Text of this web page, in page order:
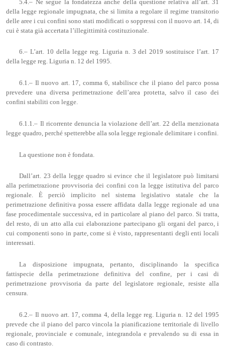
5.4.– Ne segue la fondatezza anche della questione relativa all’art. 31
della legge regionale impugnata, che si limita a regolare il regime transitorio
delle aree i cui confini sono stati modificati o soppressi con il nuovo art. 14, di
cui è stata già accertata l’illegittimità costituzionale.
6.– L’art. 10 della legge reg. Liguria n. 3 del 2019 sostituisce l’art. 17
della legge reg. Liguria n. 12 del 1995.
6.1.– Il nuovo art. 17, comma 6, stabilisce che il piano del parco possa
prevedere una diversa perimetrazione dell’area protetta, salvo il caso dei
confini stabiliti con legge.
6.1.1.– Il ricorrente denuncia la violazione dell’art. 22 della menzionata
legge quadro, perché spetterebbe alla sola legge regionale delimitare i confini.
La questione non è fondata.
Dall’art. 23 della legge quadro si evince che il legislatore può limitarsi
alla perimetrazione provvisoria dei confini con la legge istitutiva del parco
regionale. È perciò implicito nel sistema legislativo statale che la
perimetrazione definitiva possa essere affidata dalla legge regionale ad una
fase procedimentale successiva, ed in particolare al piano del parco. Si tratta,
del resto, di un atto alla cui elaborazione partecipano gli organi del parco, i
cui componenti sono in parte, come si è visto, rappresentanti degli enti locali
interessati.
La disposizione impugnata, pertanto, disciplinando la specifica
fattispecie della perimetrazione definitiva del confine, per i casi di
perimetrazione provvisoria da parte del legislatore regionale, resiste alla
censura.
6.2.– Il nuovo art. 17, comma 4, della legge reg. Liguria n. 12 del 1995
prevede che il piano del parco vincola la pianificazione territoriale di livello
regionale, provinciale e comunale, integrandola e prevalendo su di essa in
caso di contrasto.